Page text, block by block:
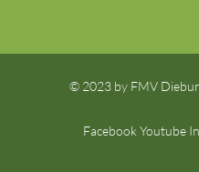
© 2023 by FMV
Facebook Youtube